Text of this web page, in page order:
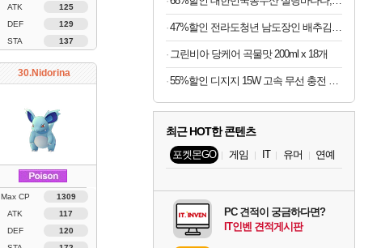
ATK
125
DEF
129
STA
137
30.Nidorina
Max CP
1309
ATK
117
DEF
120
47%할인 전라도청년 남도장인 배추김치, 5kg, 1박스
그린비아 당케어 곡물맛 200ml x 18개
55%할인 디지지 15W 고속 무선 충전 거치대, 블랙, 1개
최근 HOT한 콘텐츠
포켓몬GO 게임 IT 유머 연예
PC 견적이 궁금하다면?
IT인벤 견적게시판